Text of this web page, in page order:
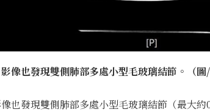
像也發現雙側肺部多處小型毛玻璃結節。（圖
也發現雙側肺部多處小型毛玻璃結節（最大